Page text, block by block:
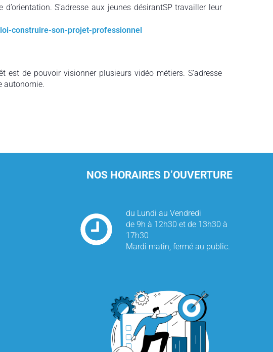
S’adresse aux jeunes désirantSP travailler leur
construire-son-projet-professionnel
est de pouvoir visionner plusieurs vidéo métiers. S’adresse
autonomie.
NOS HORAIRES D’OUVERTURE
du Lundi au Vendredi
de 9h à 12h30 et de 13h30 à
17h30
Mardi matin, fermé au public.